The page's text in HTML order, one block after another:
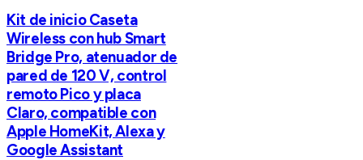
Kit de inicio Caseta
Wireless con hub Smart
Bridge Pro, atenuador de
pared de 120 V, control
remoto Pico y placa
Claro, compatible con
Apple HomeKit, Alexa y
Google Assistant